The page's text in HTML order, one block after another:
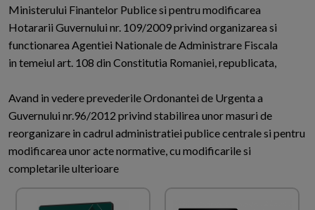
Ministerului Finantelor Publice si pentru modificarea
Hotararii Guvernului nr. 109/2009 privind organizarea si
functionarea Agentiei Nationale de Administrare Fiscala
in temeiul art. 108 din Constitutia Romaniei, republicata,
Avand in vedere prevederile Ordonantei de Urgenta a
Guvernului nr.96/2012 privind stabilirea unor masuri de
reorganizare in cadrul administratiei publice centrale si pentru
modificarea unor acte normative, cu modificarile si
completarile ulterioare